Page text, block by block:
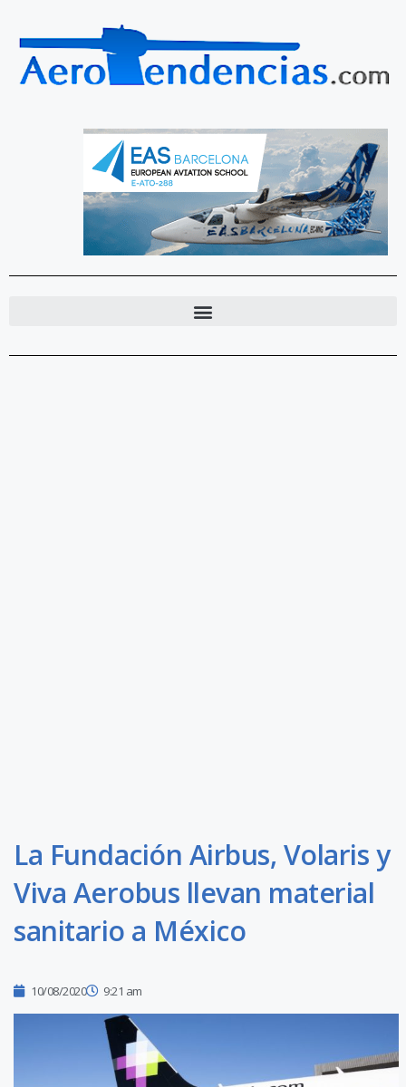
La Fundación Airbus, Volaris y
Viva Aerobus llevan material
sanitario a México
10/08/2020 9:21 am